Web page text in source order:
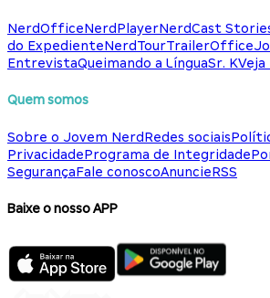
NerdOfficeNerdPlayerNerdCast
do ExpedienteNerdTourTrailerOffice
EntrevistaQueimando a LínguaSr. KVeja
Quem somos
Sobre o Jovem NerdRedes sociais
PrivacidadePrograma de Integridade
SegurançaFale conoscoAnuncieRSS
Baixe o nosso APP